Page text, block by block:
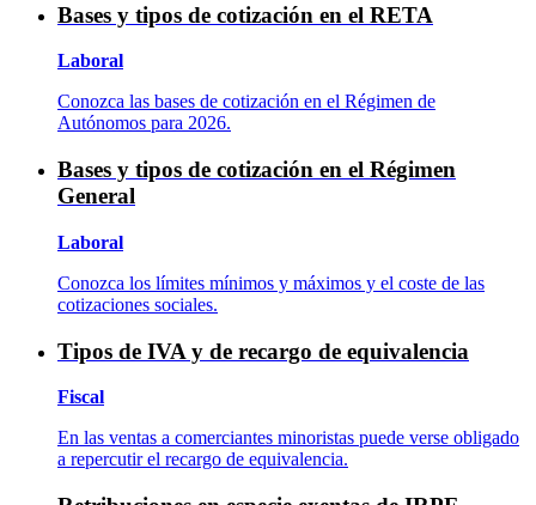
Bases y tipos de cotización en el RETA
Laboral
Conozca las bases de cotización en el Régimen de
Autónomos para 2026.
Bases y tipos de cotización en el Régimen
General
Laboral
Conozca los límites mínimos y máximos y el coste de las
cotizaciones sociales.
Tipos de IVA y de recargo de equivalencia
Fiscal
En las ventas a comerciantes minoristas puede verse obligado
a repercutir el recargo de equivalencia.